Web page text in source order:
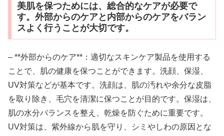
美肌を保つためには、総合的なケアが必要で
す。外部からのケアと内部からのケアをバラン
スよく行うことが大切です。
– **外部からのケア**：適切なスキンケア製品を使用する
ことで、肌の健康を保つことができます。洗顔、保湿、
UV対策などが基本です。洗顔は、肌の汚れや余分な皮脂
を取り除き、毛穴を清潔に保つことが目的です。保湿は、
肌の水分バランスを整え、乾燥を防ぐために重要です。
UV対策は、紫外線から肌を守り、シミやしわの原因とな